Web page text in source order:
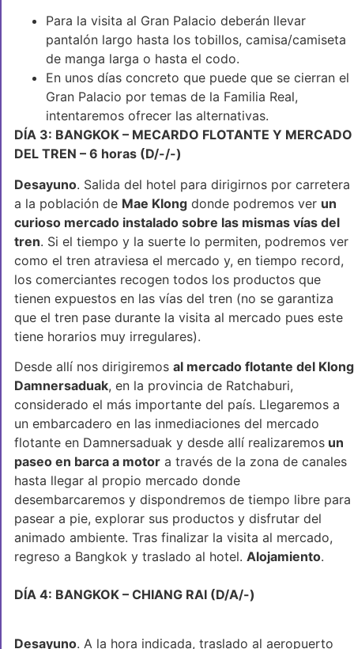
Para la visita al Gran Palacio deberán llevar
pantalón largo hasta los tobillos, camisa/camiseta
de manga larga o hasta el codo.
En unos días concreto que puede que se cierran el
Gran Palacio por temas de la Familia Real,
intentaremos ofrecer las alternativas.
DÍA 3: BANGKOK – MECARDO FLOTANTE Y MERCADO
DEL TREN – 6 horas (D/-/-)
Desayuno. Salida del hotel para dirigirnos por carretera
a la población de Mae Klong donde podremos ver un
curioso mercado instalado sobre las mismas vías del
tren. Si el tiempo y la suerte lo permiten, podremos ver
como el tren atraviesa el mercado y, en tiempo record,
los comerciantes recogen todos los productos que
tienen expuestos en las vías del tren (no se garantiza
que el tren pase durante la visita al mercado pues este
tiene horarios muy irregulares).
Desde allí nos dirigiremos al mercado flotante del Klong
Damnersaduak, en la provincia de Ratchaburi,
considerado el más importante del país. Llegaremos a
un embarcadero en las inmediaciones del mercado
flotante en Damnersaduak y desde allí realizaremos un
paseo en barca a motor a través de la zona de canales
hasta llegar al propio mercado donde
desembarcaremos y dispondremos de tiempo libre para
pasear a pie, explorar sus productos y disfrutar del
animado ambiente. Tras finalizar la visita al mercado,
regreso a Bangkok y traslado al hotel. Alojamiento.
DÍA 4: BANGKOK – CHIANG RAI (D/A/-)
Desayuno. A la hora indicada, traslado al aeropuerto